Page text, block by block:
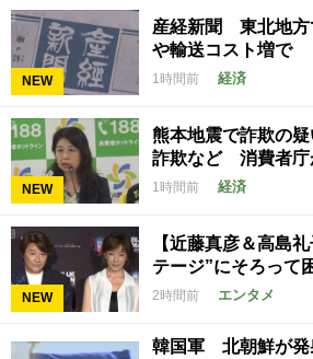
NEW
産経新聞 東北地
や輸送コスト増で
1時間前 経済
NEW
熊本地震で詐欺の
詐欺など 消費者庁
1時間前 経済
NEW
【近藤真彦＆高島
テージ”にそろって
2時間前 エンタメ
韓国軍 北朝鮮が発